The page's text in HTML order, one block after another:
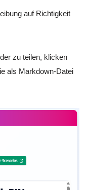
auf Richtigkeit
zu teilen, klicken
als Markdown-Datei